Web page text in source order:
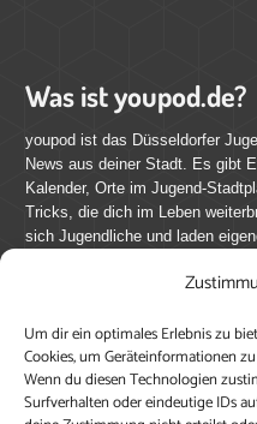
Um dir ein optimales Erlebnis zu
Cookies, um Geräteinformationen
Wenn du diesen Technologien
Surfverhalten oder eindeutige IDs
Was ist youpod.de?
youpod ist das Düsseldorfer
News aus deiner Stadt. Es gibt
Kalender, Orte im Jugend-
Tricks, die dich im Leben
sich Jugendliche und laden
Mach mit bei
youpod.de lebt von Menschen
journalistische Erfahrung,
veröffentliche deine Beiträge